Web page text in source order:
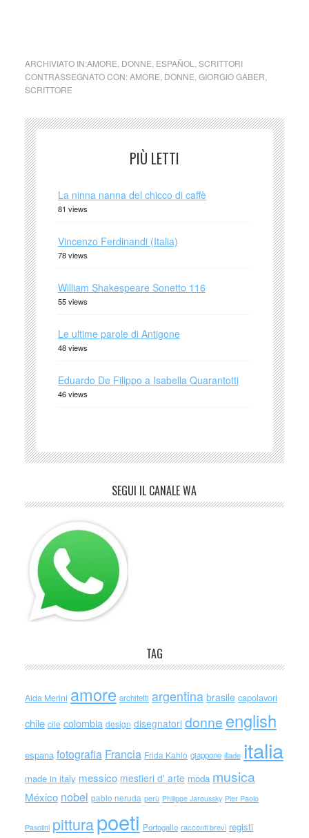
ARCHIVIATO IN:AMORE DONNE ESPAÑOL
SCRITTORI
CONTRASSEGNATO CON:AMORE DONNE GIORGIO GABER
SCRITTORE
PIÙ LETTI
La ninna nanna del chicco di caffè
81 views
Vincenzo Ferdinandi (Italia)
78 views
William Shakespeare Sonetto 116
55 views
Le ultime parole di Antigone
48 views
Eduardo De Filippo a Isabella Quarantotti
46 views
SEGUI IL CANALE WA
TAG
Alda Merini amore architetti argentina brasile capolavori
chile cile colombia design disegnatori donne english
espana fotografia Francia Frida Kahlo giappone iliade italia
made in italy messico mestieri d' arte moda musica
México nobel pablo neruda perù Philippe Jaroussky Pier Paolo
Pasolini pitturapoeti Portogallo racconti brevi registi